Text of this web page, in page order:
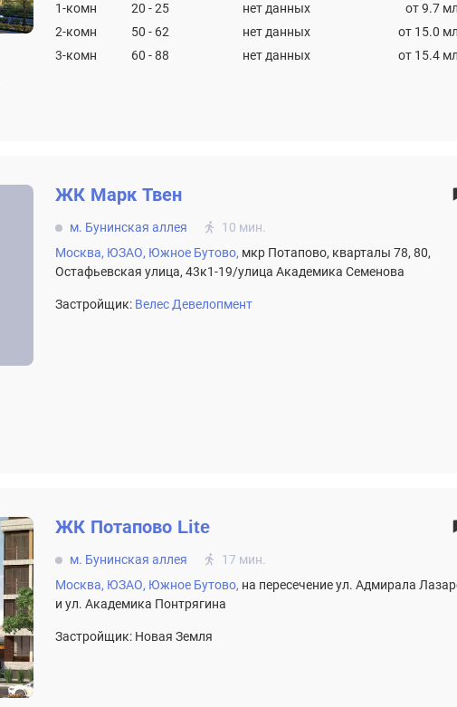
1-комн 20 - 25 нет данных
от 9.7
2-комн
50 - 62 нет данных
от 15.0
3-комн
60 - 88 нет данных от 15.4
ЖК Марк Твен
м. Бунинская аллея
10 мин.
Москва, ЮЗАО, Южное Бутово, мкр Потапово, кварталы 78, 80,
Остафьевская улица, 43к1-19/улица Академика Семенова
Застройщик: Велес Девелопмент
ЖК Потапово Lite
м. Бунинская аллея
17 мин.
Москва, ЮЗАО, Южное Бутово, на пересечение ул. Адмирала
и ул. Академика Понтрягина
Застройщик: Новая Земля